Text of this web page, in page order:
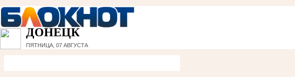
ДОНЕЦК
ПЯТНИЦА, 07 АВГУСТА